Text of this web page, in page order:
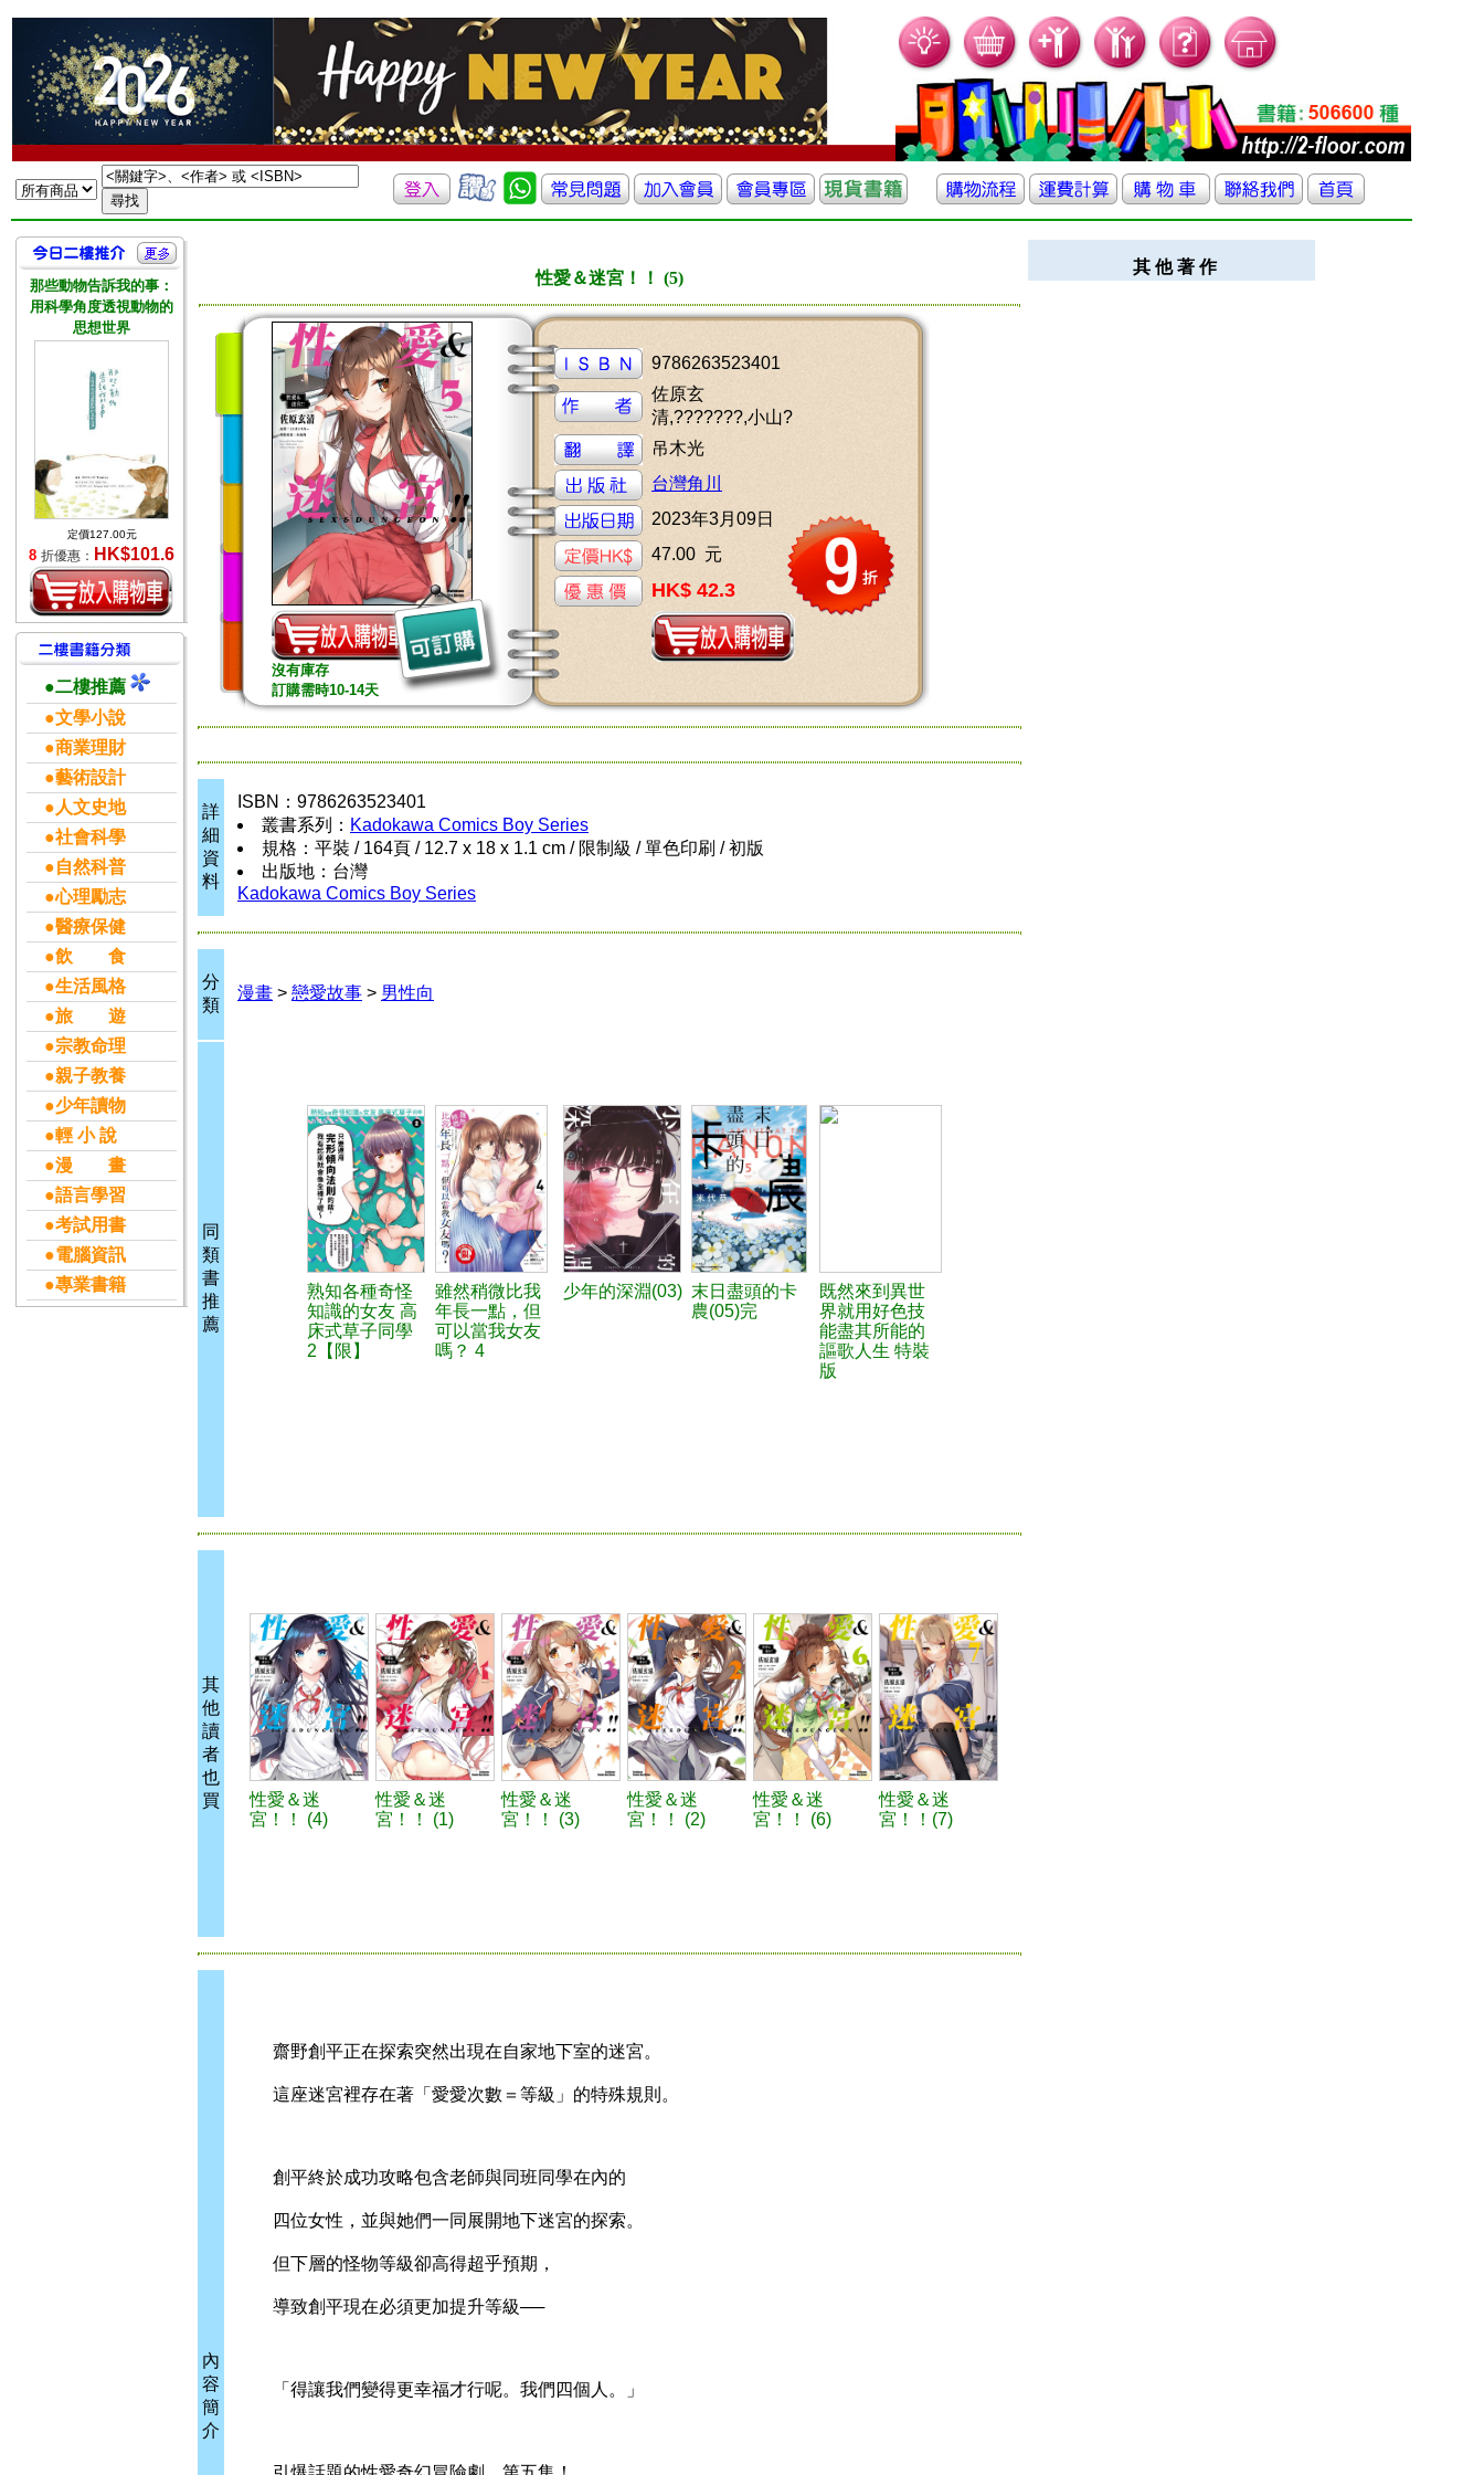
那些動物告訴我的事：
用科學角度透視動物的
思想世界
定價127.00元
8 折優惠： HK$101.6
●二樓推薦
●文學小說
●商業理財
●藝術設計
●人文史地
●社會科學
●自然科普
●心理勵志
●醫療保健
●飲 食
●生活風格
●旅 遊
●宗教命理
●親子教養
●少年讀物
●輕 小 說
●漫 畫
●語言學習
●考試用書
●電腦資訊
●專業書籍
性愛＆迷宮！！ (5)
沒有庫存
訂購需時10-14天
9786263523401
佐原玄
清,???????,小山?
吊木光
台灣角川
2023年3月09日
47.00 元
HK$ 42.3
詳
細
資
料
ISBN：9786263523401
叢書系列： Kadokawa Comics Boy Series
規格：平裝 / 164頁 / 12.7 x 18 x 1.1 cm / 限制級 / 單色印刷 / 初版
出版地：台灣
Kadokawa Comics Boy Series
分
類
漫畫 > 戀愛故事 > 男性向
同
類
書
推
薦
熟知各種奇怪
知識的女友 高
床式草子同學
2【限】
雖然稍微比我
年長一點，但
可以當我女友
嗎？ 4
少年的深淵(03) 末日盡頭的卡
農(05)完
既然來到異世
界就用好色技
能盡其所能的
謳歌人生 特裝
版
其
他
讀
者
也
買
性愛＆迷
宮！！ (4)
性愛＆迷
宮！！ (1)
性愛＆迷
宮！！ (3)
性愛＆迷
宮！！ (2)
性愛＆迷
宮！！ (6)
性愛＆迷
宮！！(7)
內
容
簡
介
齋野創平正在探索突然出現在自家地下室的迷宮。
這座迷宮裡存在著「愛愛次數＝等級」的特殊規則。
創平終於成功攻略包含老師與同班同學在內的
四位女性，並與她們一同展開地下迷宮的探索。
但下層的怪物等級卻高得超乎預期，
導致創平現在必須更加提升等級──
「得讓我們變得更幸福才行呢。我們四個人。」
其 他 著 作